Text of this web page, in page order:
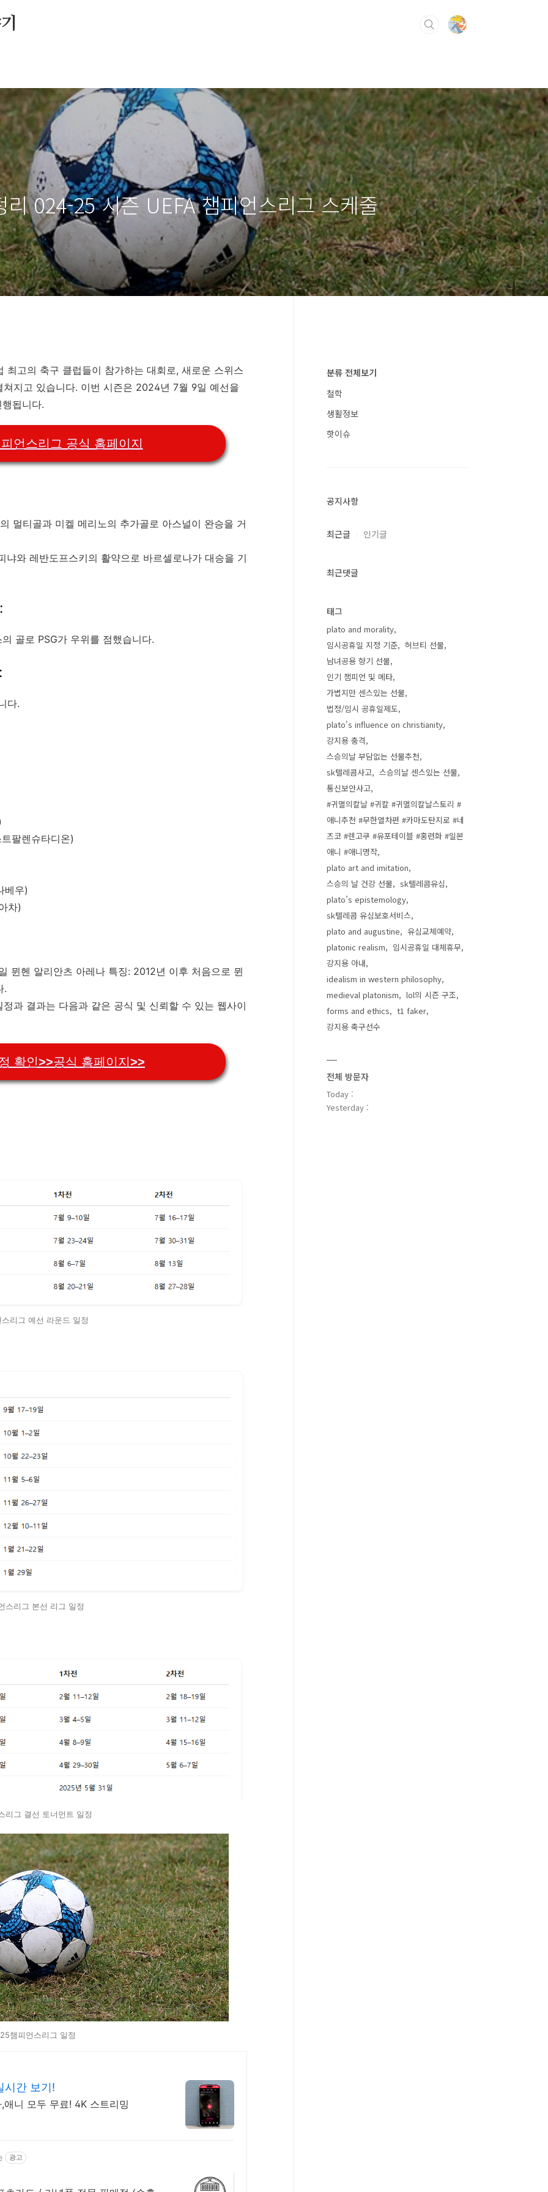
024-25 시즌 UEFA 챔피언스리그 스케줄
고의 축구 클럽들이 참가하는 대회로, 새로운 스위스
지고 있습니다. 이번 시즌은 2024년 7월 9일 예선을
됩니다.​
언스리그 공식 홈페이지
멀티골과 미켈 메리노의 추가골로 아스널이 완승을 거
와 레반도프스키의 활약으로 바르셀로나가 대승을 기
골로 PSG가 우위를 점했습니다.​
다.​
팔렌슈타디온)​
베우)​
차)​
뮌헨 알리안츠 아레나​ 특징: 2012년 이후 처음으로 뮌
.​
과 결과는 다음과 같은 공식 및 신뢰할 수 있는 웹사이
확인>>공식 홈페이지>>
리그 예선 라운드 일정
스리그 본선 리그 일정
리그 결선 토너먼트 일정
챔피언스리그 일정
시간 보기!
니 모두 무료! 4K 스트리밍
광고
분류 전체보기
철학
생활정보
핫이슈
공지사항
최근글 인기글
최근댓글
태그
plato and morality
임시공휴일 지정 기준
허브티 선물
남녀공용 향기 선물
인기 챔피언 및 메타
가볍지만 센스있는 선물
법정/임시 공휴일제도
plato's influence on christianity
강지용 충격
스승의날 부담없는 선물추천
sk텔레콤사고
스승의날 센스있는 선물
통신보안사고
#귀멸의칼날 #귀칼 #귀멸의칼날스토리 #
애니추천 #무한열차편 #카마도탄지로 #네
즈코 #렌고쿠 #유포테이블 #홍련화 #일본
애니 #애니명작
plato art and imitation
스승의 날 건강 선물
sk텔레콤유심
plato’s epistemology
sk텔레콤 유심보호서비스
plato and augustine
유심교체예약
platonic realism
임시공휴일 대체휴무
강지용 아내
idealism in western philosophy
medieval platonism
lol의 시즌 구조
forms and ethics
t1 faker
강지용 축구선수
전체 방문자
Today :
Yesterday :